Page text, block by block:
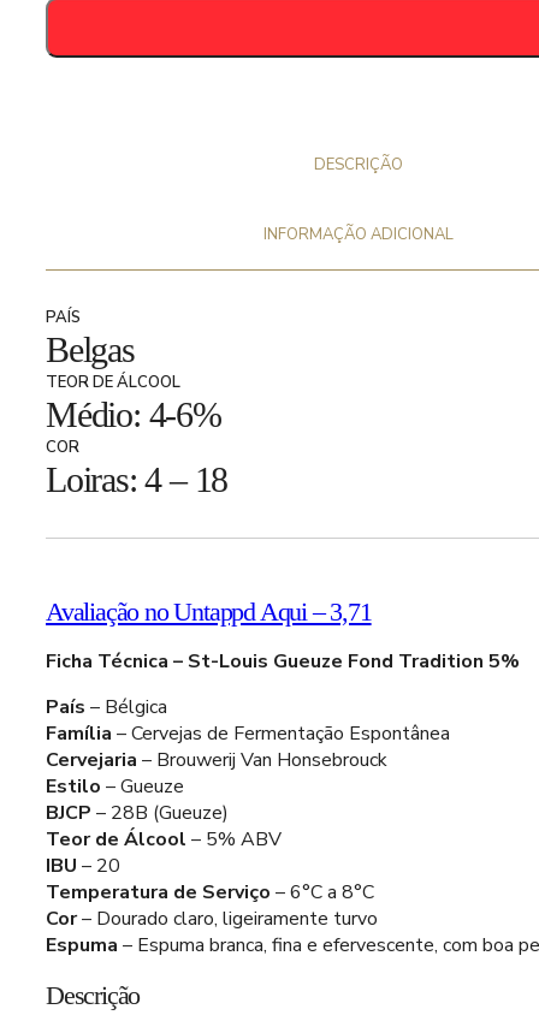
Louis
Gueuze
DESCRIÇÃO
INFORMAÇÃO ADICIONAL
PAÍS
Belgas
TEOR DE ÁLCOOL
Médio: 4-6%
COR
Loiras: 4 – 18
Avaliação no Untappd Aqui – 3,71
Ficha Técnica – St-Louis Gueuze Fond Tradition 5%
País – Bélgica
Família – Cervejas de Fermentação Espontânea
Cervejaria – Brouwerij Van Honsebrouck
Estilo – Gueuze
BJCP – 28B (Gueuze)
Teor de Álcool – 5% ABV
IBU – 20
Temperatura de Serviço – 6°C a 8°C
Cor– Dourado claro, ligeiramente turvo
Espuma – Espuma branca, fina e efervescente, com boa
Descrição